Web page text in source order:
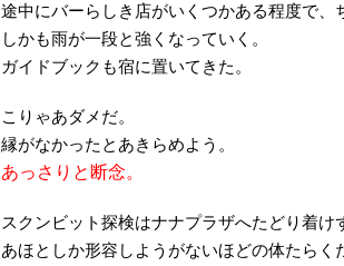
途中にバーらしき店がいくつかある程度で、
しかも雨が一段と強くなっていく。
ガイドブックも宿に置いてきた。
こりゃあダメだ。
縁がなかったとあきらめよう。
あっさりと断念。
スクンビット探検はナナプラザへたどり着け
あほとしか形容しようがないほどの体たらく